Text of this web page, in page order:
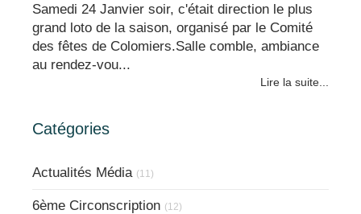
Samedi 24 Janvier soir, c'était direction le plus
grand loto de la saison, organisé par le Comité
des fêtes de Colomiers.Salle comble, ambiance
au rendez-vou...
Lire la suite...
Catégories
Actualités Média (11)
6ème Circonscription (12)